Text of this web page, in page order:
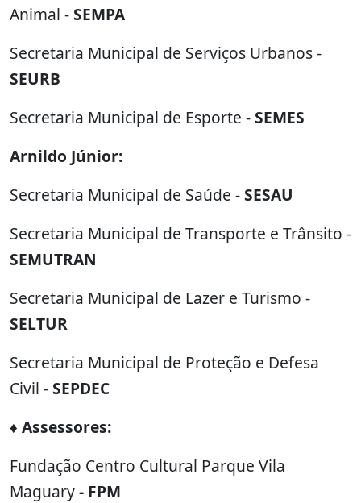
Animal -SEMPA
Secretaria Municipal de Serviços Urbanos -
SEURB
Secretaria Municipal de Esporte -SEMES
Arnildo Júnior:
Secretaria Municipal de Saúde -SESAU
Secretaria Municipal de Transporte e Trânsito -
SEMUTRAN
Secretaria Municipal de Lazer e Turismo -
SELTUR
Secretaria Municipal de Proteção e Defesa
Civil -SEPDEC
♦ Assessores:
Fundação Centro Cultural Parque Vila
Maguary- FPM